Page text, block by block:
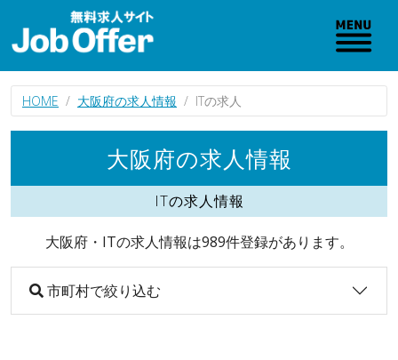
HOME 大阪府の求人情報 ITの求人
大阪府の求人情報
ITの求人情報
大阪府・ITの求人情報は989件登録があります。
市町村で絞り込む